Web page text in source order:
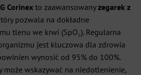
Corinex to zaawansowanyzegarek z
pozwala na dokładne
tlenu we krwi (SpO₂). Regularna
jest kluczowa dla zdrowia
wynosić od 95% do 100%.
może wskazywać na niedotlenienie,